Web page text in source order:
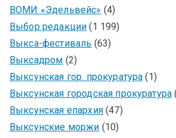
ВОМИ «Эдельвейс» (4)
Выбор редакции (1 199)
Выкса-фестиваль (63)
Выксадром (2)
Выксунская гор. прокуратура (1)
Выксунская городская прокуратура
Выксунская епархия(47)
Выксунские моржи (10)